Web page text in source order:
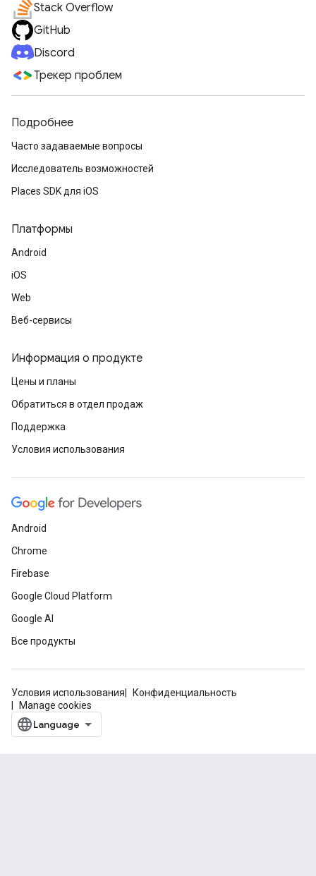
Stack Overflow
GitHub
Discord
Трекер проблем
Подробнее
Часто задаваемые вопросы
Исследователь возможностей
Places SDK для iOS
Платформы
Android
iOS
Web
Веб-сервисы
Информация о продукте
Цены и планы
Обратиться в отдел продаж
Поддержка
Условия использования
Android
Chrome
Firebase
Google Cloud Platform
Google AI
Все продукты
Условия использования
Конфиденциальность
Manage cookies